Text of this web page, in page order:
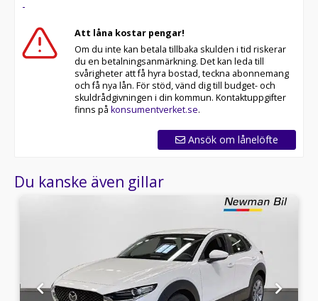
-
Att låna kostar pengar!
Om du inte kan betala tillbaka skulden i tid riskerar
du en betalningsanmärkning. Det kan leda till
svårigheter att få hyra bostad, teckna abonnemang
och få nya lån. För stöd, vänd dig till budget- och
skuldrådgivningen i din kommun. Kontaktuppgifter
finns på konsumentverket.se.
Ansök om lånelöfte
Du kanske även gillar